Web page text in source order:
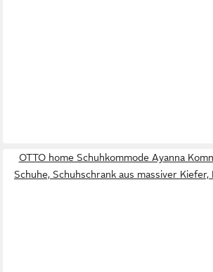
OTTO home Schuhkommode Ayanna
Schuhe, Schuhschrank aus massiver